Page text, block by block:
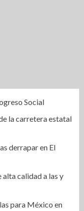
Social
la carretera estatal
derrapar en El
calidad a las y
para México en